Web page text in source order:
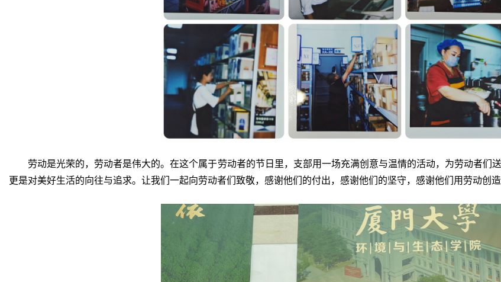
劳动是光荣的，劳动者是伟大的。在这个属于劳动者的节日里，支部用一场充满创意与温情的活动，为劳动者们
更是对美好生活的向往与追求。让我们一起向劳动者们致敬，感谢他们的付出，感谢他们的坚守，感谢他们用劳动创造